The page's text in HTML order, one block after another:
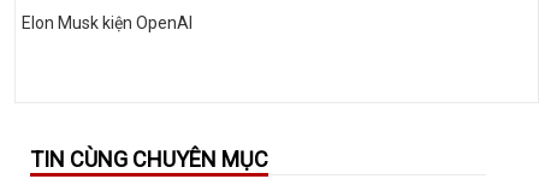
Elon Musk kiện OpenAI
TIN CÙNG CHUYÊN MỤC